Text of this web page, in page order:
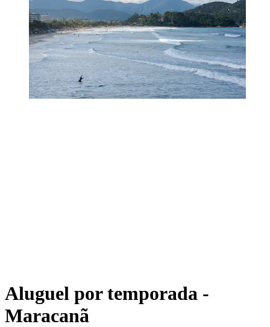
Aluguel por temporada -
Maracanã